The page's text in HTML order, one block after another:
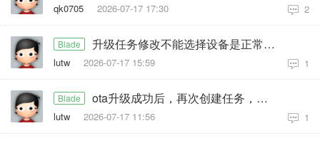
qk0705 2026-07-17 17:30 2
Blade 升级任务修改不能选择设备是正常现象吗
lutw 2026-07-17 15:59 1
Blade ota升级成功后，再次创建任务，设备重新上线，会再次升级
lutw 2026-07-17 11:56 1